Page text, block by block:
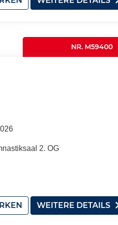
NR. M59400
2. OG
WEITERE DETAILS